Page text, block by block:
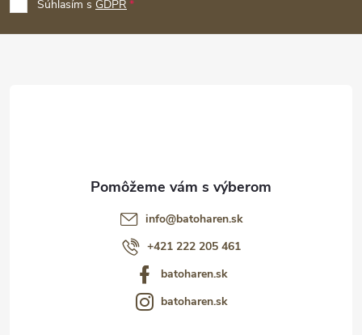
p
ä
Súhlasím s GDPR
info@batoharen.sk
+421 222 205 461
batoharen.sk
batoharen.sk